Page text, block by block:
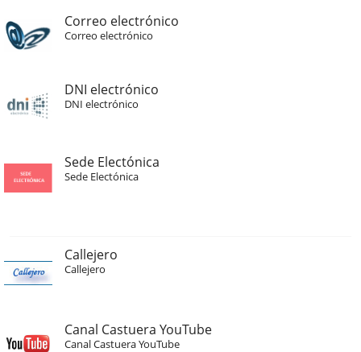
Correo electrónico
Correo electrónico
DNI electrónico
DNI electrónico
Sede Electónica
Sede Electónica
Callejero
Callejero
Canal Castuera YouTube
Canal Castuera YouTube